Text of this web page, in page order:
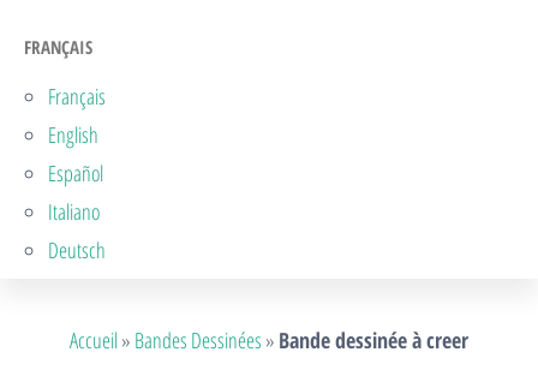
FRANÇAIS
Français
English
Español
Italiano
Deutsch
Accueil» Bandes Dessinées » Bande dessinée à creer